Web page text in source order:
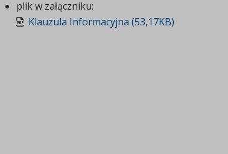
plik w załączniku:
Klauzula Informacyjna (53,17KB)